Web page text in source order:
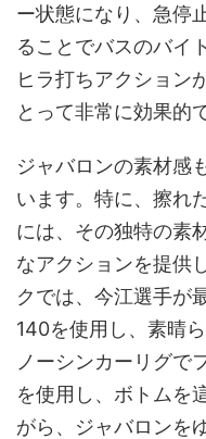
ー状態になり、急停
ることでバスのバイ
ヒラ打ちアクション
とって非常に効果的
ジャバロンの素材感
います。特に、擦れ
には、その独特の素
なアクションを提供
クでは、今江選手が
140を使用し、素晴
ノーシンカーリグで
を使用し、ボトムを
がら、ジャバロンを